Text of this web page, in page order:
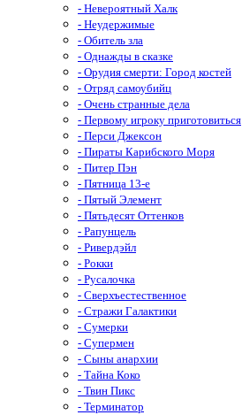
- Невероятный Халк
- Неудержимые
- Обитель зла
- Однажды в сказке
- Орудия смерти: Город костей
- Отряд самоубийц
- Очень странные дела
- Первому игроку приготовиться
- Перси Джексон
- Пираты Карибского Моря
- Питер Пэн
- Пятница 13-е
- Пятый Элемент
- Пятьдесят Оттенков
- Рапунцель
- Ривердэйл
- Рокки
- Русалочка
- Сверхъестественное
- Стражи Галактики
- Сумерки
- Супермен
- Сыны анархии
- Тайна Коко
- Твин Пикс
- Терминатор